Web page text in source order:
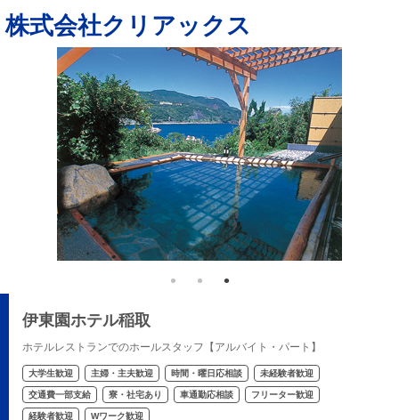
株式会社クリアックス
伊東園ホテル稲取
ホテルレストランでのホールスタッフ【アルバイト・パート】
大学生歓迎 主婦・主夫歓迎 時間・曜日応相談 未経験者歓迎
交通費一部支給 寮・社宅あり 車通勤応相談 フリーター歓迎
経験者歓迎 Wワーク歓迎